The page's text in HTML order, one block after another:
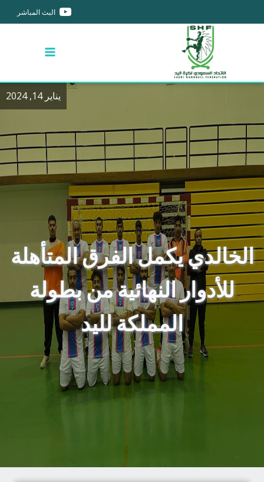
البث المباشر
يناير 14, 2024
الخالدي يكمل الفرق المتأهلة
للأدوار النهائية من بطولة
المملكة لليد‬⁩